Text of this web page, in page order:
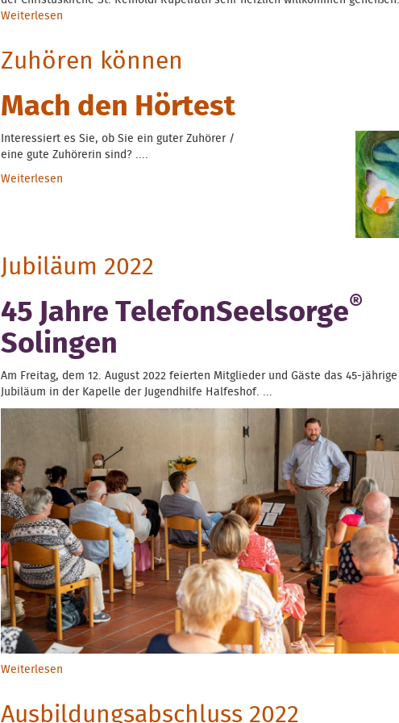
Weiterlesen
Zuhören können
Mach den Hörtest
Interessiert es Sie, ob Sie ein guter Zuhörer /
eine gute Zuhörerin sind? ....
Weiterlesen
Jubiläum 2022
45 Jahre TelefonSeelsorge®
Solingen
Am Freitag, dem 12. August 2022 feierten Mitglieder und Gäste das 45-jährige
Jubiläum in der Kapelle der Jugendhilfe Halfeshof. ...
Weiterlesen
Ausbildungsabschluss 2022